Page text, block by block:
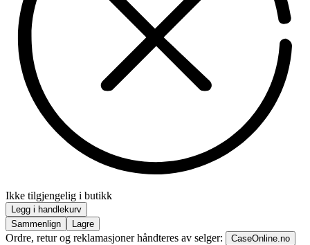
Ikke tilgjengelig i butikk
Legg i handlekurv
Sammenlign
Lagre
Ordre, retur og reklamasjoner håndteres av selger: CaseOnline.no